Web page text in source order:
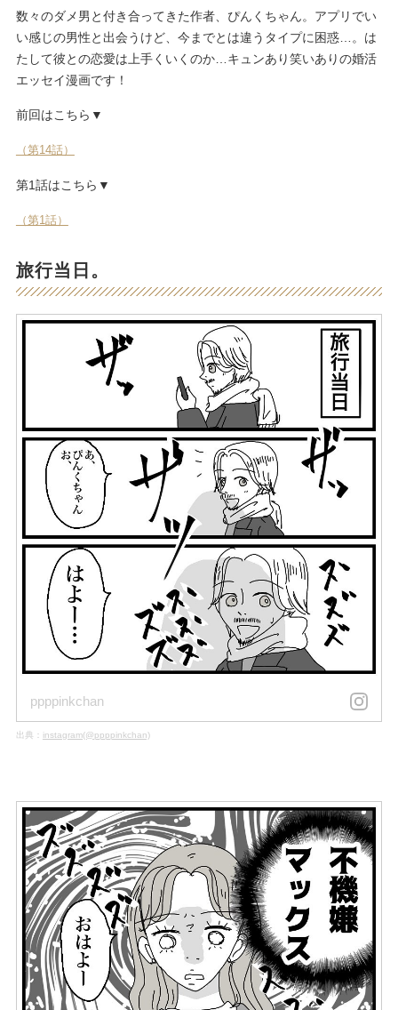
数々のダメ男と付き合ってきた作者、ぴんくちゃん。アプリでい
い感じの男性と出会うけど、今までとは違うタイプに困惑…。は
たして彼との恋愛は上手くいくのか…キュンあり笑いありの婚活
エッセイ漫画です！
前回はこちら▼
（第14話）
第1話はこちら▼
（第1話）
旅行当日。
ppppinkchan
出典： instagram(@ppppinkchan)